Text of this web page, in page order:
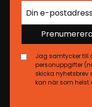
Jag samtycker till
personuppgifter
skicka
kan när som helst